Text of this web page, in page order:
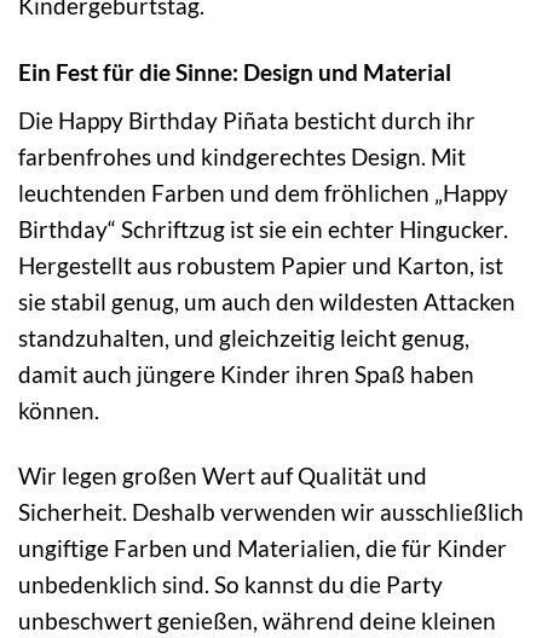
Ein Fest für die Sinne: Design und Material
Die Happy Birthday Piñata besticht durch ihr
farbenfrohes und kindgerechtes Design. Mit
leuchtenden Farben und dem fröhlichen „Happy
Birthday“ Schriftzug ist sie ein echter Hingucker.
Hergestellt aus robustem Papier und Karton, ist
sie stabil genug, um auch den wildesten Attacken
standzuhalten, und gleichzeitig leicht genug,
damit auch jüngere Kinder ihren Spaß haben
können.
Wir legen großen Wert auf Qualität und
Sicherheit. Deshalb verwenden wir ausschließlich
ungiftige Farben und Materialien, die für Kinder
unbedenklich sind. So kannst du die Party
unbeschwert genießen, während deine kleinen